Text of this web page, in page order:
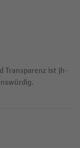
Transparenz ist jh-